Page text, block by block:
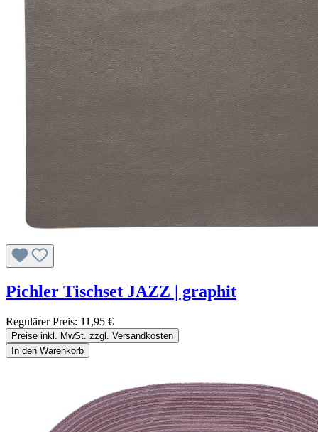
Pichler Tischset JAZZ | graphit
Regulärer Preis: 11,95 €
Preise inkl. MwSt. zzgl. Versandkosten
In den Warenkorb